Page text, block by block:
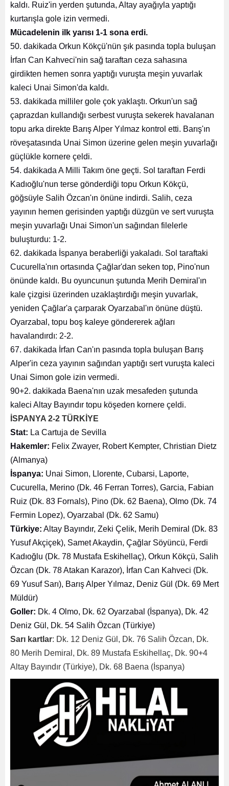
kaldı. Ruiz'in yerden şutunda, Altay ayağıyla yaptığı
kurtarışla gole izin vermedi.
Mücadelenin ilk yarısı 1-1 sona erdi.
50. dakikada Orkun Kökçü'nün şık pasında topla buluşan
İrfan Can Kahveci'nin sağ taraftan ceza sahasına
girdikten hemen sonra yaptığı vuruşta meşin yuvarlak
kaleci Unai Simon'da kaldı.
53. dakikada milliler gole çok yaklaştı. Orkun'un sağ
çaprazdan kullandığı serbest vuruşta sekerek havalanan
topu arka direkte Barış Alper Yılmaz kontrol etti. Barış'ın
röveşatasında Unai Simon üzerine gelen meşin yuvarlağı
güçlükle kornere çeldi.
54. dakikada A Milli Takım öne geçti. Sol taraftan Ferdi
Kadıoğlu'nun terse gönderdiği topu Orkun Kökçü,
göğsüyle Salih Özcan'ın önüne indirdi. Salih, ceza
yayının hemen gerisinden yaptığı düzgün ve sert vuruşta
meşin yuvarlağı Unai Simon'un sağından filelerle
buluşturdu: 1-2.
62. dakikada İspanya beraberliği yakaladı. Sol taraftaki
Cucurella'nın ortasında Çağlar'dan seken top, Pino'nun
önünde kaldı. Bu oyuncunun şutunda Merih Demiral'ın
kale çizgisi üzerinden uzaklaştırdığı meşin yuvarlak,
yeniden Çağlar'a çarparak Oyarzabal'ın önüne düştü.
Oyarzabal, topu boş kaleye göndererek ağları
havalandırdı: 2-2.
67. dakikada İrfan Can'ın pasında topla buluşan Barış
Alper'in ceza yayının sağından yaptığı sert vuruşta kaleci
Unai Simon gole izin vermedi.
90+2. dakikada Baena'nın uzak mesafeden şutunda
kaleci Altay Bayındır topu köşeden kornere çeldi.
İSPANYA 2-2 TÜRKİYE
Stat: La Cartuja de Sevilla
Hakemler: Felix Zwayer, Robert Kempter, Christian Dietz
(Almanya)
İspanya: Unai Simon, Llorente, Cubarsi, Laporte,
Cucurella, Merino (Dk. 46 Ferran Torres), Garcia, Fabian
Ruiz (Dk. 83 Fornals), Pino (Dk. 62 Baena), Olmo (Dk. 74
Fermin Lopez), Oyarzabal (Dk. 62 Samu)
Türkiye: Altay Bayındır, Zeki Çelik, Merih Demiral (Dk. 83
Yusuf Akçiçek), Samet Akaydin, Çağlar Söyüncü, Ferdi
Kadıoğlu (Dk. 78 Mustafa Eskihellaç), Orkun Kökçü, Salih
Özcan (Dk. 78 Atakan Karazor), İrfan Can Kahveci (Dk.
69 Yusuf Sarı), Barış Alper Yılmaz, Deniz Gül (Dk. 69 Mert
Müldür)
Goller: Dk. 4 Olmo, Dk. 62 Oyarzabal (İspanya), Dk. 42
Deniz Gül, Dk. 54 Salih Özcan (Türkiye)
Sarı kartlar: Dk. 12 Deniz Gül, Dk. 76 Salih Özcan, Dk.
80 Merih Demiral, Dk. 89 Mustafa Eskihellaç, Dk. 90+4
Altay Bayındır (Türkiye), Dk. 68 Baena (İspanya)